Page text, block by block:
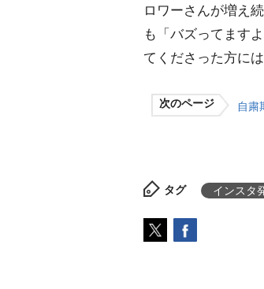
ロワーさんが増え
も「バズってます
てくださった方に
次のページ 自粛
タグ インスタ